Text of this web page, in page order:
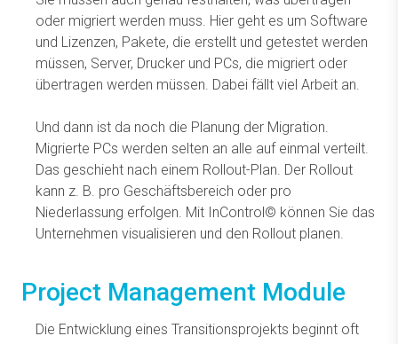
oder migriert werden muss. Hier geht es um Software
und Lizenzen, Pakete, die erstellt und getestet werden
müssen, Server, Drucker und PCs, die migriert oder
übertragen werden müssen. Dabei fällt viel Arbeit an.
Und dann ist da noch die Planung der Migration.
Migrierte PCs werden selten an alle auf einmal verteilt.
Das geschieht nach einem Rollout-Plan. Der Rollout
kann z. B. pro Geschäftsbereich oder pro
Niederlassung erfolgen. Mit InControl© können Sie das
Unternehmen visualisieren und den Rollout planen.
Project Management Module
Die Entwicklung eines Transitionsprojekts beginnt oft